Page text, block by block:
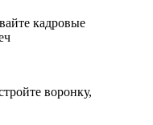
кадровые
воронку,